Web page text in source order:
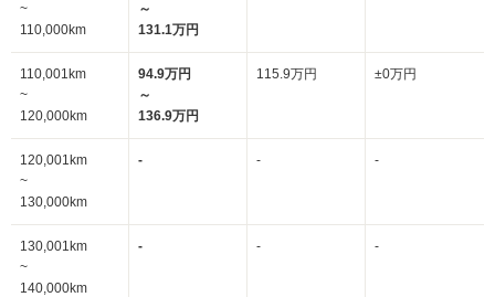
~
110,000km
～
131.1万円
110,001km
~
120,000km
94.9万円
～
136.9万円
115.9万円 ±0万円
120,001km
~
130,000km
- - -
130,001km
~
140,000km
- - -